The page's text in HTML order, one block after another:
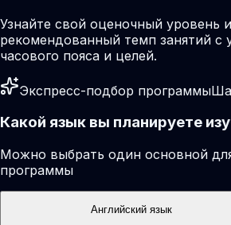
Узнайте свой оценочный уровень
рекомендованный темп занятий с
часового пояса и целей.
Экспресс-подбор программы
Какой язык вы планируете
Можно выбрать один основной
программы
Английский язык